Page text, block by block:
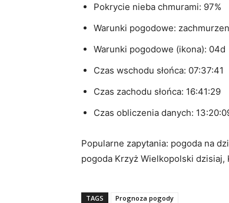
Pokrycie nieba chmurami: 97%
Warunki pogodowe:
Warunki pogodowe (ikona): 04d
Czas wschodu słońca: 07:37:41
Czas zachodu słońca: 16:41:29
Czas obliczenia danych:
Popularne zapytania: pogoda na
pogoda Krzyż Wielkopolski
TAGS Prognoza pogody